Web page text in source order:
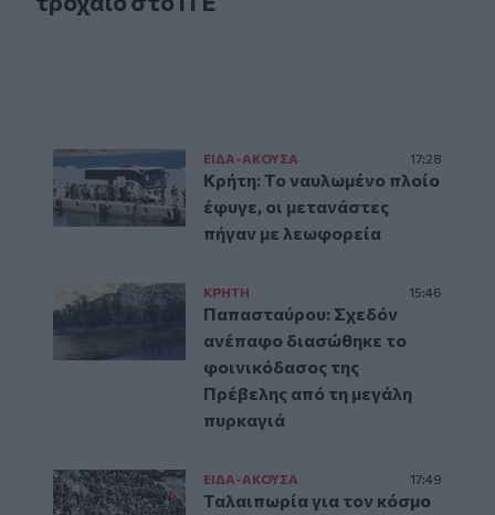
ΕΙΔΑ-ΑΚΟΥΣΑ 17:28
Κρήτη: Το ναυλωμένο πλοίο
έφυγε, οι μετανάστες
πήγαν με λεωφορεία
ΚΡΗΤΗ 15:46
Παπασταύρου: Σχεδόν
ανέπαφο διασώθηκε το
φοινικόδασος της
Πρέβελης από τη μεγάλη
πυρκαγιά
ΕΙΔΑ-ΑΚΟΥΣΑ 17:49
Ταλαιπωρία για τον κόσμο